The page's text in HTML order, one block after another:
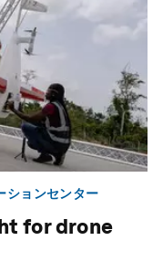
ションセンター
for drone